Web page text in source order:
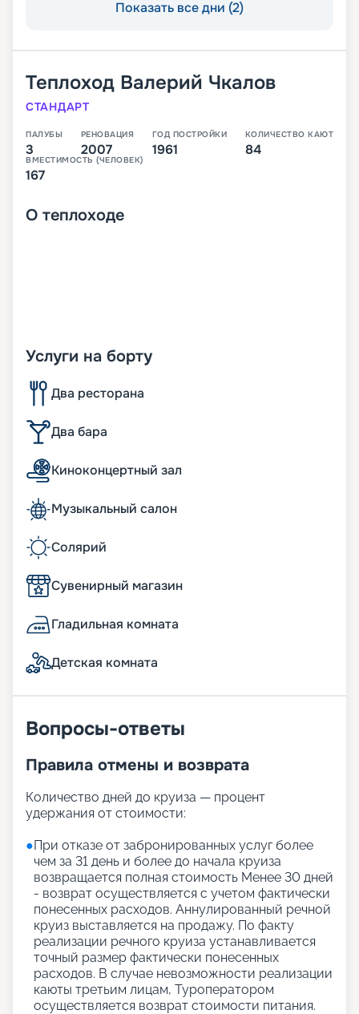
Показать все дни (2)
Теплоход Валерий Чкалов
СТАНДАРТ
ПАЛУБЫ
3
РЕНОВАЦИЯ
2007
ГОД ПОСТРОЙКИ
1961
КОЛИЧЕСТВО КАЮТ
84
ВМЕСТИМОСТЬ (ЧЕЛОВЕК)
167
О теплоходе
Услуги на борту
Два ресторана
Два бара
Киноконцертный зал
Музыкальный салон
Солярий
Сувенирный магазин
Гладильная комната
Детская комната
Вопросы-ответы
Правила отмены и возврата
Количество дней до круиза — процент
удержания от стоимости:
●При отказе от забронированных услуг более
чем за 31 день и более до начала круиза
возвращается полная стоимость Менее 30 дней
- возврат осуществляется с учетом фактически
понесенных расходов. Аннулированный речной
круиз выставляется на продажу. По факту
реализации речного круиза устанавливается
точный размер фактически понесенных
расходов. В случае невозможности реализации
каюты третьим лицам, Туроператором
осуществляется возврат стоимости питания.